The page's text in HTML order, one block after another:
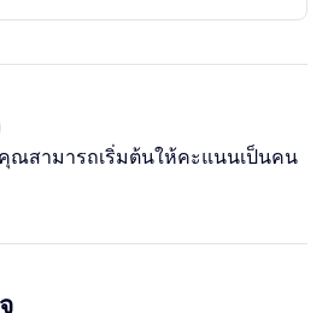
ณสามารถเริ่มต้นให้คะแนนเป็นคน